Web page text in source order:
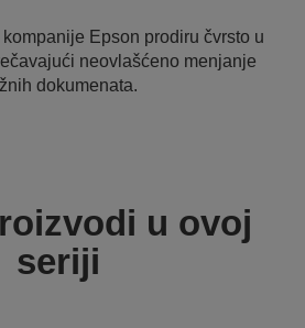
Epson prodiru čvrsto u
neovlašćeno menjanje
dokumenata.
u ovoj
seriji